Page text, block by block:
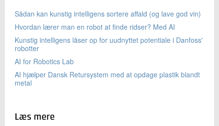
Sådan kan kunstig intelligens sortere affald (og lave god vin)
Hvordan lærer man en robot at finde ridser? Med AI
Kunstig intelligens låser op for uudnyttet potentiale i Danfoss'
robotter
AI for Robotics Lab
AI hjælper Dansk Retursystem med at opdage plastik blandt
metal
Læs mere